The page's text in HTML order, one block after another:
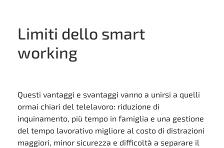
Limiti dello smart
working
Questi vantaggi e svantaggi vanno a unirsi a quelli
ormai chiari del telelavoro: riduzione di
inquinamento, più tempo in famiglia e una gestione
del tempo lavorativo migliore al costo di distrazioni
maggiori, minor sicurezza e difficoltà a separare il